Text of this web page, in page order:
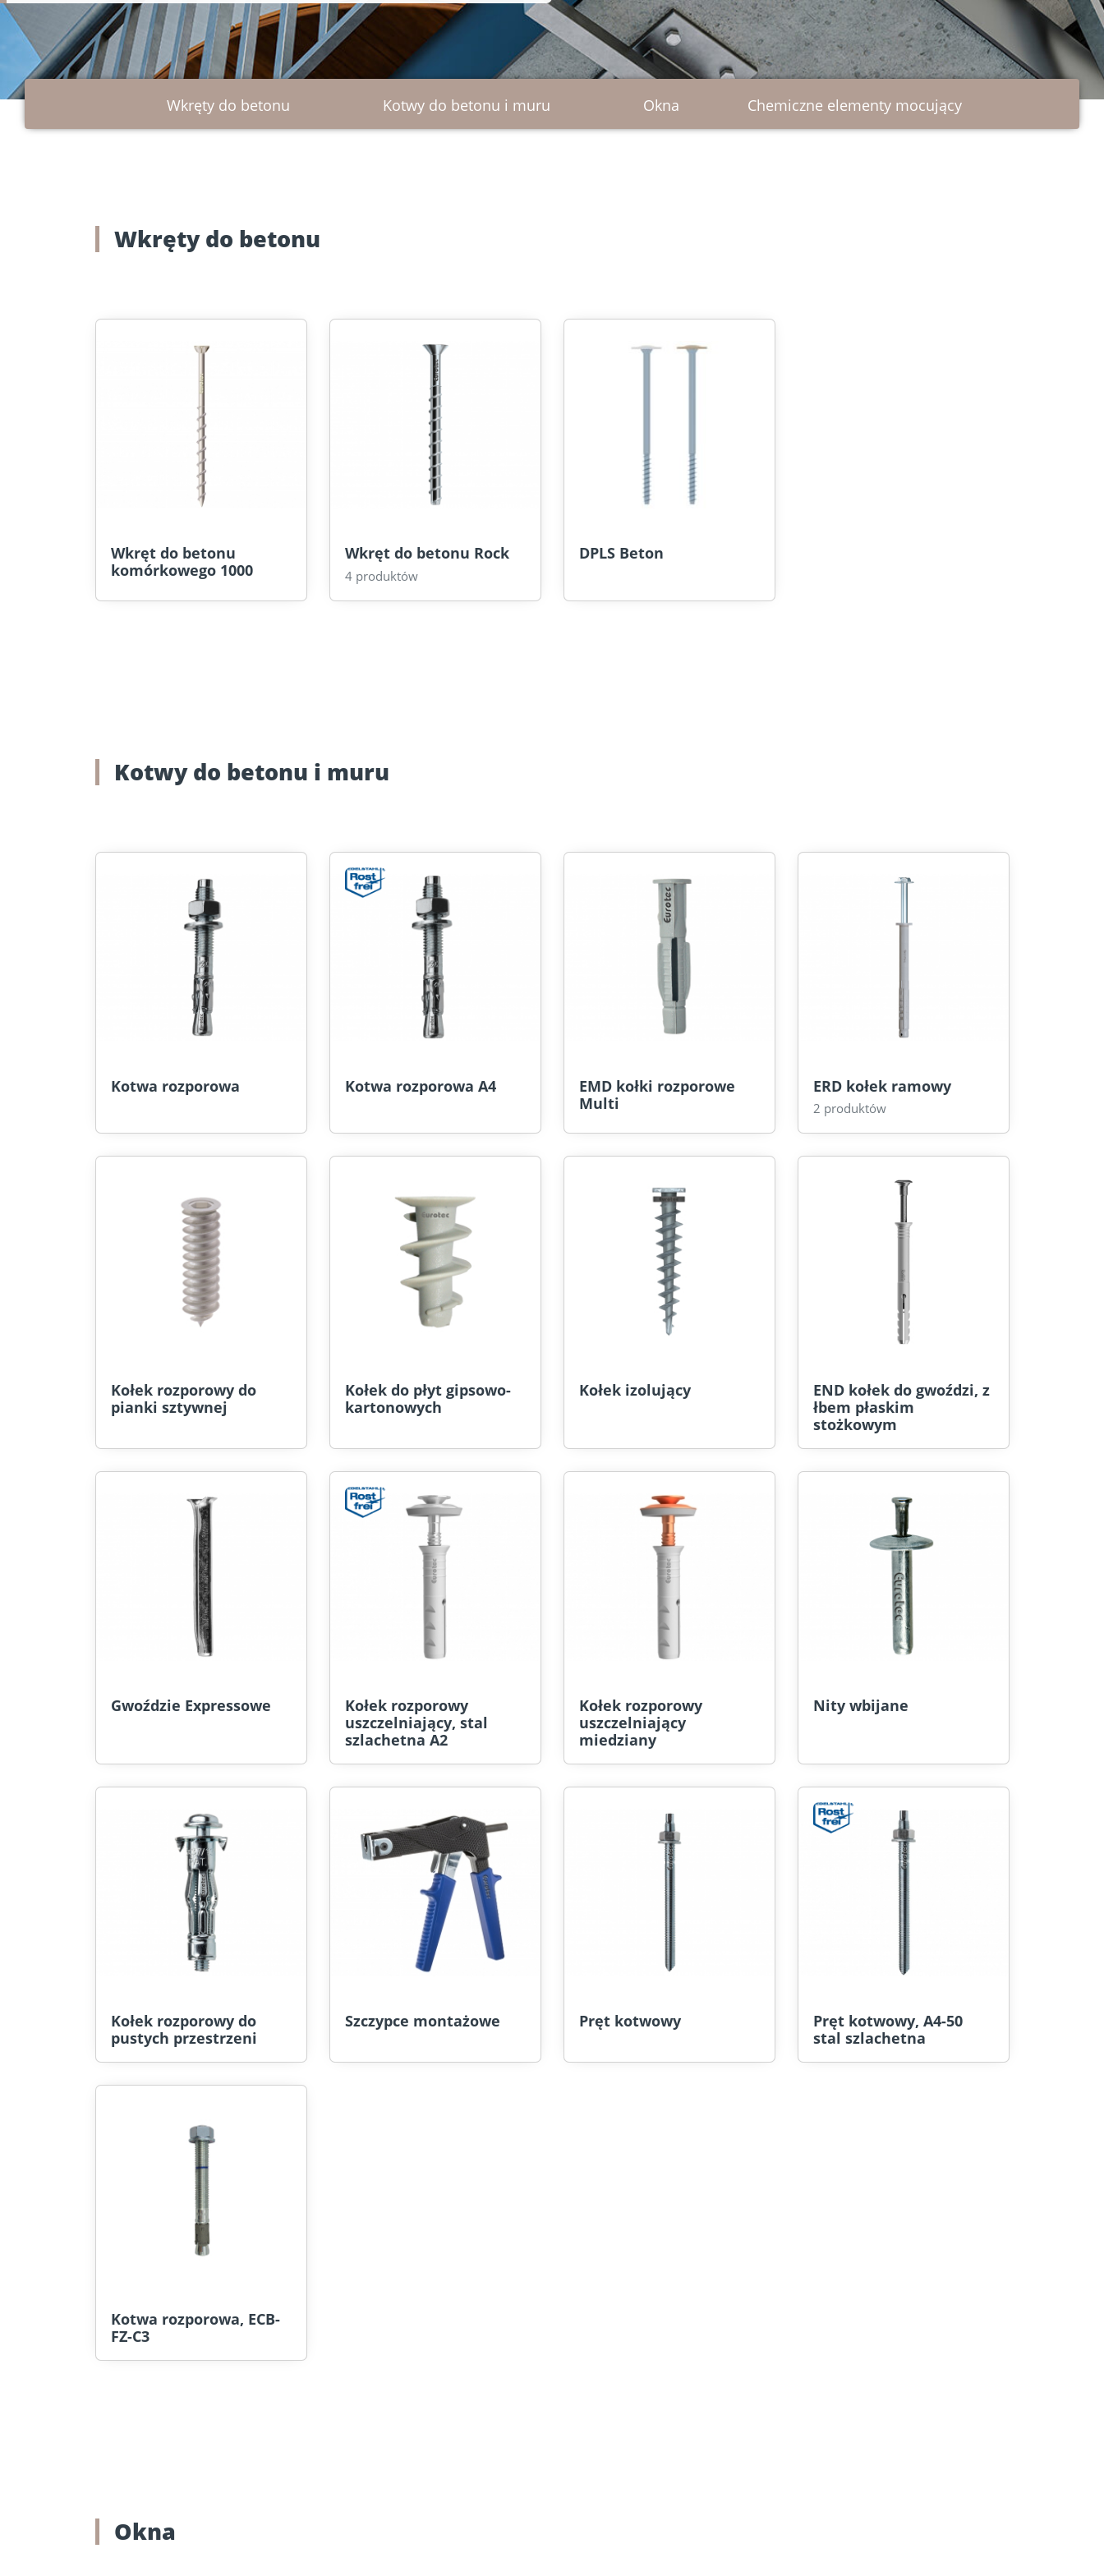
Narzędzia i aksesoria
drewnianych
Kotwy do betonu i Fundamenty
śrubowe
Wyszukiwarka śrub
Wkręty do betonu Kotwy do betonu i muru Okna Chemiczne elementy mocujący
Wkręty do betonu
Wkręt do betonu
komórkowego 1000
Wkręt do betonu Rock
4 produktów
DPLS Beton
Kotwy do betonu i muru
Kotwa rozporowa Kotwa rozporowa A4
EMD kołki rozporowe
Multi
ERD kołek ramowy
2 produktów
Kołek rozporowy do
pianki sztywnej
Kołek do płyt gipsowo-
kartonowych
Kołek izolujący
END kołek do gwoździ, z
łbem płaskim
stożkowym
Gwoździe Expressowe
Kołek rozporowy
uszczelniający, stal
szlachetna A2
Kołek rozporowy
uszczelniający
miedziany
Nity wbijane
Kołek rozporowy do
pustych przestrzeni
Szczypce montażowe Pręt kotwowy
Pręt kotwowy, A4-50
stal szlachetna
Kotwa rozporowa, ECB-
FZ-C3
Okna